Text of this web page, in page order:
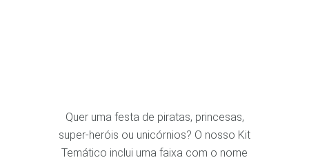
Quer uma festa de piratas, princesas,
super-heróis ou unicórnios? O nosso Kit
Temático inclui uma faixa com o nome